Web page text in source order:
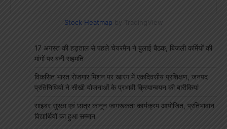
Stock Heatmap by TradingView
17 अगस्त की हड़ताल से पहले चेयरमैन ने बुलाई बैठक, बिजली कर्मियों की
मांगों पर बनी सहमति
विकसित भारत रोजगार मिशन पर खारंग में एकदिवसीय प्रशिक्षण, जनपद
प्रतिनिधियों ने सीखी योजनाओं के प्रभावी क्रियान्वयन की बारीकियां
साइबर सुरक्षा एवं छात्र कानून जागरूकता कार्यक्रम आयोजित, प्रतिभावान
विद्यार्थियों का हुआ सम्मान